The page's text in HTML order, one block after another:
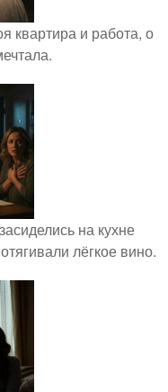
квартира и работа, о
на кухне
лёгкое вино.